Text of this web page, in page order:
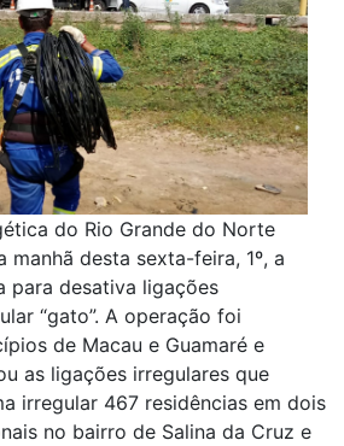
do Rio Grande do Norte
manhã desta sexta-feira, 1º, a
para desativa ligações
“gato”. A operação foi
de Macau e Guamaré e
as ligações irregulares que
irregular 467 residências em dois
no bairro de Salina da Cruz e